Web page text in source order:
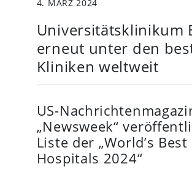
4. MÄRZ 2024
Universitätsklinikum
erneut unter den
Kliniken weltweit
US-
„Newsweek“
Liste der „World’s Best
Hospitals 2024“